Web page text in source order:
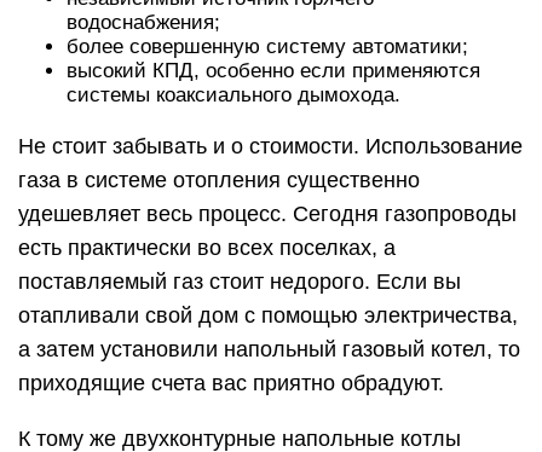
водоснабжения;
более совершенную систему автоматики;
высокий КПД, особенно если применяются
системы коаксиального дымохода.
Не стоит забывать и о стоимости. Использование
газа в системе отопления существенно
удешевляет весь процесс. Сегодня газопроводы
есть практически во всех поселках, а
поставляемый газ стоит недорого. Если вы
отапливали свой дом с помощью электричества,
а затем установили напольный газовый котел, то
приходящие счета вас приятно обрадуют.
К тому же двухконтурные напольные котлы